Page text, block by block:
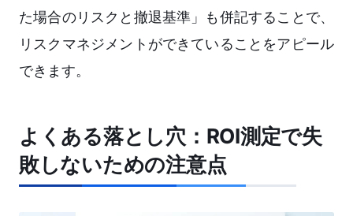
た場合のリスクと撤退基準」も併記することで、
リスクマネジメントができていることをアピール
できます。
よくある落とし穴：ROI測定で失
敗しないための注意点